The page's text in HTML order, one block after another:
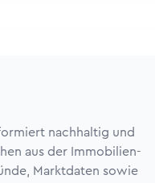
nachhaltig und
aus der Immobilien-
Marktdaten sowie